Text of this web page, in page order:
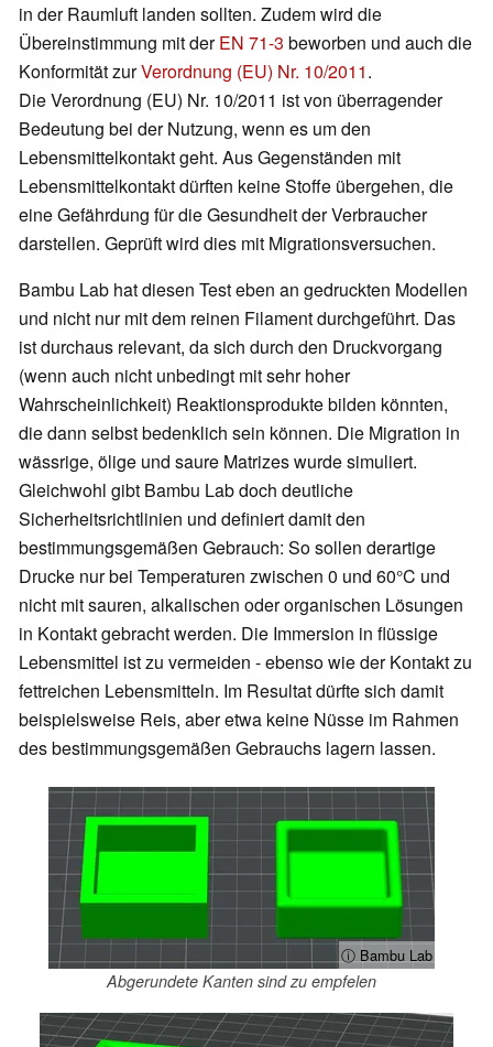
in der Raumluft landen sollten. Zudem wird die
Übereinstimmung mit derEN 71-3 beworben und auch die
Konformität zurVerordnung (EU) Nr. 10/2011.
Die Verordnung (EU) Nr. 10/2011 ist von überragender
Bedeutung bei der Nutzung, wenn es um den
Lebensmittelkontakt geht. Aus Gegenständen mit
Lebensmittelkontakt dürften keine Stoffe übergehen, die
eine Gefährdung für die Gesundheit der Verbraucher
darstellen. Geprüft wird dies mit Migrationsversuchen.
Bambu Lab hat diesen Test eben an gedruckten Modellen
und nicht nur mit dem reinen Filament durchgeführt. Das
ist durchaus relevant, da sich durch den Druckvorgang
(wenn auch nicht unbedingt mit sehr hoher
Wahrscheinlichkeit) Reaktionsprodukte bilden könnten,
die dann selbst bedenklich sein können. Die Migration in
wässrige, ölige und saure Matrizes wurde simuliert.
Gleichwohl gibt Bambu Lab doch deutliche
Sicherheitsrichtlinien und definiert damit den
bestimmungsgemäßen Gebrauch: So sollen derartige
Drucke nur bei Temperaturen zwischen 0 und 60°C und
nicht mit sauren, alkalischen oder organischen Lösungen
in Kontakt gebracht werden. Die Immersion in flüssige
Lebensmittel ist zu vermeiden - ebenso wie der Kontakt zu
fettreichen Lebensmitteln. Im Resultat dürfte sich damit
beispielsweise Reis, aber etwa keine Nüsse im Rahmen
des bestimmungsgemäßen Gebrauchs lagern lassen.
ⓘ Bambu Lab
Abgerundete Kanten sind zu empfelen